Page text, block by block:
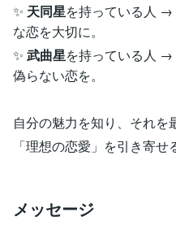
✨ 天同星を持っている人 →
な恋を大切に。
✨ 武曲星を持っている人 →
偽らない恋を。
自分の魅力を知り、それを
「理想の恋愛」を引き寄せ
メッセージ